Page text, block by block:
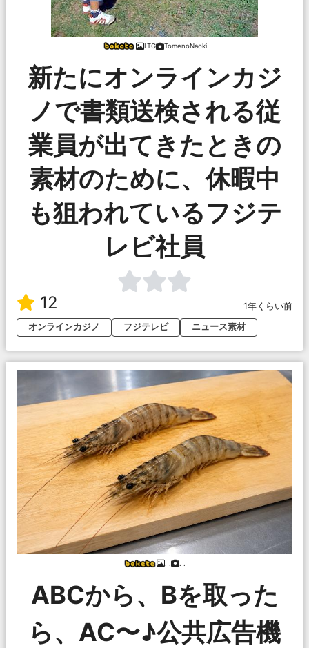
LTG TomenoNaoki
新たにオンラインカジ
ノで書類送検される従
業員が出てきたときの
素材のために、休暇中
も狙われているフジテ
レビ社員
12
1年くらい前
オンラインカジノ
フジテレビ ニュース素材
ABCから、Bを取った
ら、AC〜♪公共広告機